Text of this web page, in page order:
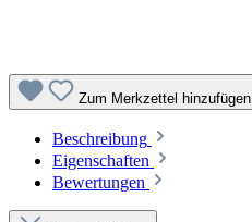
Zum Merkzettel hinzufügen
Beschreibung
Eigenschaften
Bewertungen